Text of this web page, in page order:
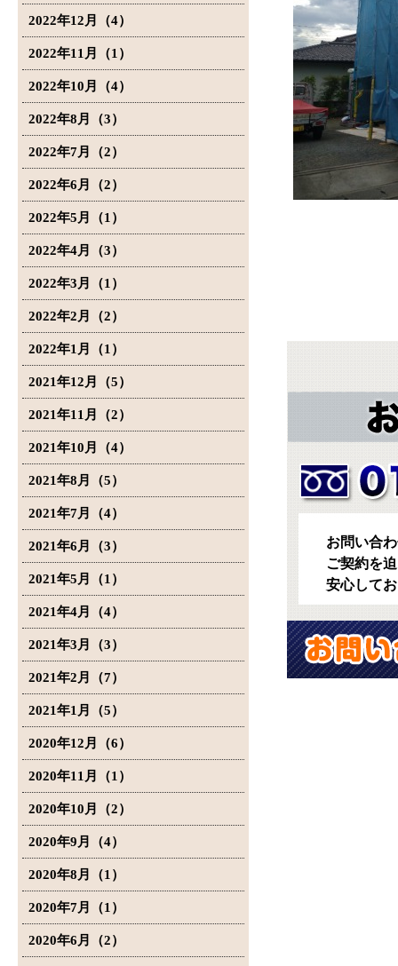
2022年12月（4）
2022年11月（1）
2022年10月（4）
2022年8月（3）
2022年7月（2）
2022年6月（2）
2022年5月（1）
2022年4月（3）
2022年3月（1）
2022年2月（2）
2022年1月（1）
2021年12月（5）
2021年11月（2）
2021年10月（4）
2021年8月（5）
2021年7月（4）
2021年6月（3）
2021年5月（1）
2021年4月（4）
2021年3月（3）
2021年2月（7）
2021年1月（5）
2020年12月（6）
2020年11月（1）
2020年10月（2）
2020年9月（4）
2020年8月（1）
2020年7月（1）
2020年6月（2）
お問い合
ご契約を
安心して